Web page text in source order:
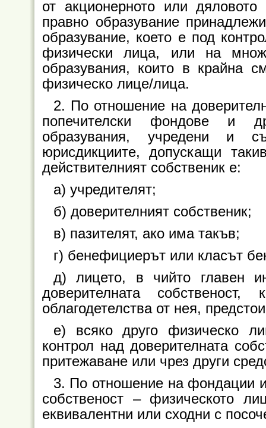
от акционерното или
правно образувание
образувание, което е под
физически лица, или на
образувания, които в крайна
физическо лице/лица.
2. По отношение на
попечителски фондове и
образувания, учредени и
юрисдикциите, допускащи
действителният собственик е:
а) учредителят;
б) доверителният собственик;
в) пазителят, ако има такъв;
г) бенефициерът или класът
д) лицето, в чийто главен
доверителната
облагодетелства от нея,
е) всяко друго физическо
контрол над доверителната
притежаване или чрез други
3. По отношение на фондации
собственост – физическото
еквивалентни или сходни с